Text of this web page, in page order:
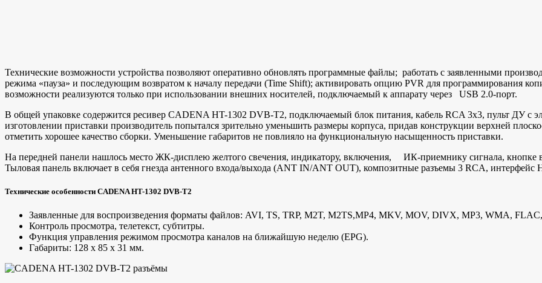
Технические возможности устройства позволяют оперативно обновлять программные файлы; работать с заявленными
режима «пауза» и последующим возвратом к началу передачи (Time Shift); активировать опцию PVR для программирования
возможности реализуются только при использовании внешних носителей, подключаемый к аппарату через USB 2.0-порт.
В общей упаковке содержится ресивер CADENA HT-1302 DVB-T2, подключаемый блок питания, кабель RCA 3х3, пульт ДУ с
изготовлении приставки производитель попытался зрительно уменьшить размеры корпуса, придав конструкции верхней
отметить хорошее качество сборки. Уменьшение габаритов не повлияло на функциональную насыщенность приставки.
На передней панели нашлось место ЖК-дисплею желтого свечения, индикатору, включения, ИК-приемнику сигнала, кнопке
Тыловая панель включает в себя гнезда антенного входа/выхода (ANT IN/ANT OUT), композитные разъемы 3 RCA,
Технические особенности CADENA HT-1302 DVB-T2
Заявленные для воспроизведения форматы файлов: AVI, TS, TRP, M2T, M2TS,MP4, MKV, MOV, DIVX, MP3, WMA,
Контроль просмотра, телетекст, субтитры.
Функция управления режимом просмотра каналов на ближайшую неделю (EPG).
Габариты: 128 х 85 х 31 мм.